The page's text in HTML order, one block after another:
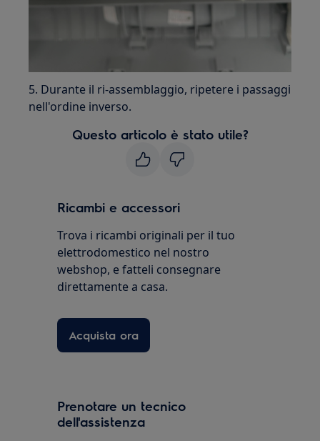
5. Durante il ri-assemblaggio, ripetere i passaggi
nell'ordine inverso.
Questo articolo è stato utile?
Ricambi e accessori
Trova i ricambi originali per il tuo
elettrodomestico nel nostro
webshop, e fatteli consegnare
direttamente a casa.
Acquista ora
Prenotare un tecnico
dell'assistenza